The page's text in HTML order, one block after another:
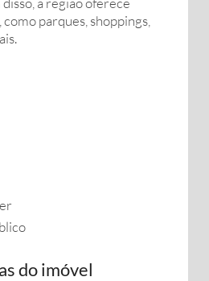
parques, shoppings,
do imóvel